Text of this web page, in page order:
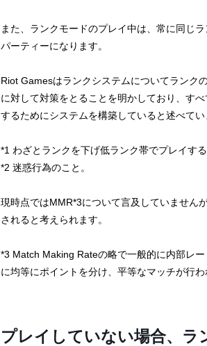
また、ランクモードのプレイ中は、常に同じ
パーティーになります。
Riot Gamesはランクシステムについてランク
に対して対策をとることを明かしており、す
するためにシステムを構築していると述べてい
*1 わざとランクを下げ低ランク帯でプレイする
*2 迷惑行為のこと。
現時点ではMMR*3について言及していません
されると考えられます。
*3 Match Making Rateの略で一般的に内部レ
に均等にポイントを分け、平等なマッチが行わ
プレイしていない場合、ラ